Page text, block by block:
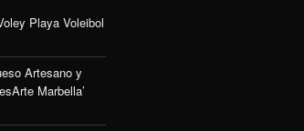
Playa Voleibol
Artesano y
Marbella’